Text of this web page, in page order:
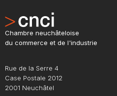
Chambre neuchâteloise
du commerce et de l'industrie
Rue de la Serre 4
Case Postale 2012
2001 Neuchâtel